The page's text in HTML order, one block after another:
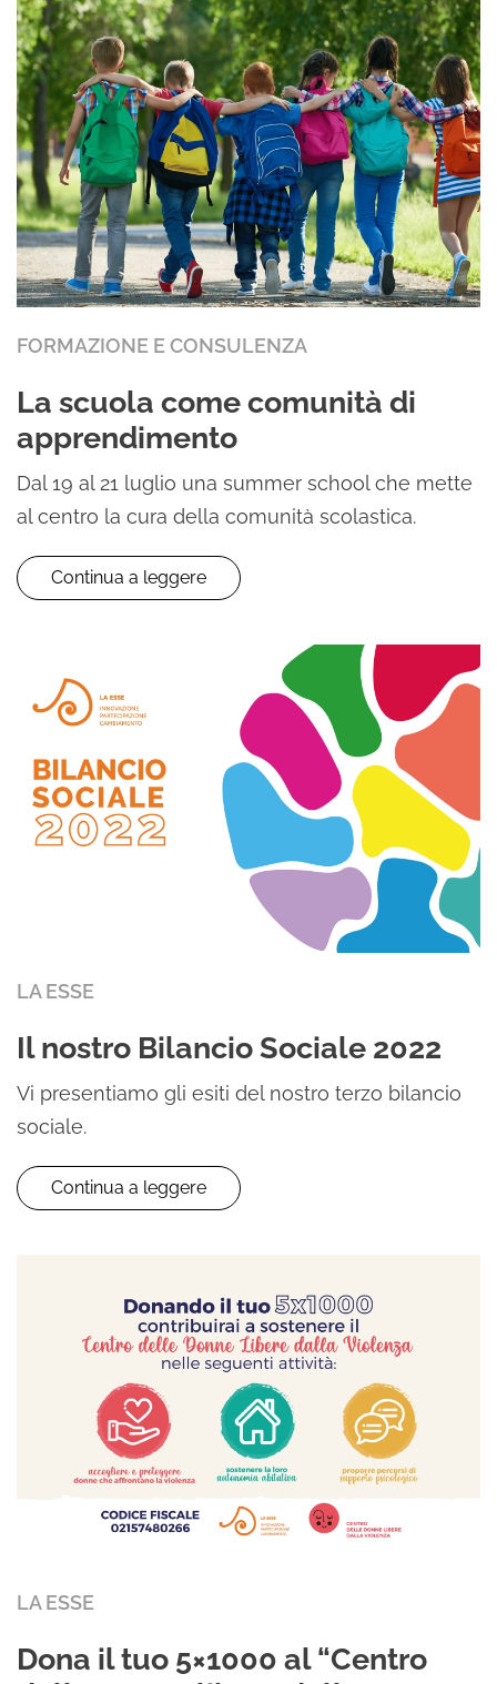
FORMAZIONE E CONSULENZA
La scuola come comunità di
apprendimento
Dal 19 al 21 luglio una summer school che mette
al centro la cura della comunità scolastica.
Continua a leggere
LA ESSE
Il nostro Bilancio Sociale 2022
Vi presentiamo gli esiti del nostro terzo bilancio
sociale.
Continua a leggere
LA ESSE
Dona il tuo 5×1000 al “Centro